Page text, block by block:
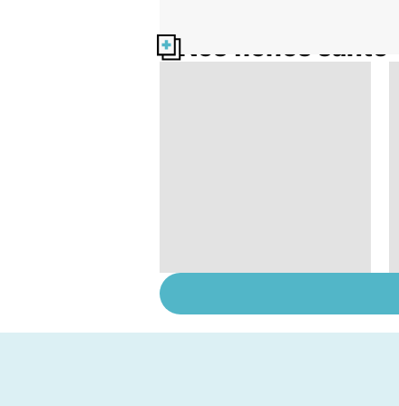
Nos fiches santé
kératite, uvéite :